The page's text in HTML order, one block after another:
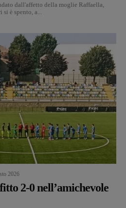
dall'affetto della moglie Raffaella,
è spento, a...
2026
2-0 nell’amichevole